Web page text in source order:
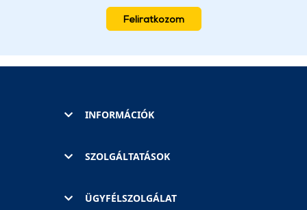
Feliratkozom
INFORMÁCIÓK
SZOLGÁLTATÁSOK
ÜGYFÉLSZOLGÁLAT